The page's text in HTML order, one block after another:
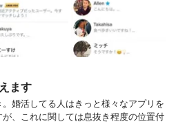
ます
婚活してる人はきっと様々なアプリを
、これに関しては息抜き程度の位置付